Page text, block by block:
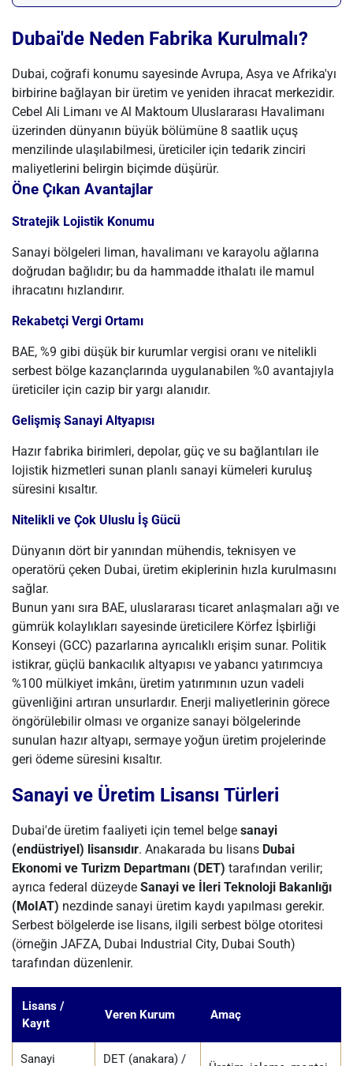
Dubai'de Neden Fabrika Kurulmalı?
Dubai, coğrafi konumu sayesinde Avrupa, Asya ve Afrika'yı
birbirine bağlayan bir üretim ve yeniden ihracat merkezidir.
Cebel Ali Limanı ve Al Maktoum Uluslararası Havalimanı
üzerinden dünyanın büyük bölümüne 8 saatlik uçuş
menzilinde ulaşılabilmesi, üreticiler için tedarik zinciri
maliyetlerini belirgin biçimde düşürür.
Öne Çıkan Avantajlar
Stratejik Lojistik Konumu
Sanayi bölgeleri liman, havalimanı ve karayolu ağlarına
doğrudan bağlıdır; bu da hammadde ithalatı ile mamul
ihracatını hızlandırır.
Rekabetçi Vergi Ortamı
BAE, %9 gibi düşük bir kurumlar vergisi oranı ve nitelikli
serbest bölge kazançlarında uygulanabilen %0 avantajıyla
üreticiler için cazip bir yargı alanıdır.
Gelişmiş Sanayi Altyapısı
Hazır fabrika birimleri, depolar, güç ve su bağlantıları ile
lojistik hizmetleri sunan planlı sanayi kümeleri kuruluş
süresini kısaltır.
Nitelikli ve Çok Uluslu İş Gücü
Dünyanın dört bir yanından mühendis, teknisyen ve
operatörü çeken Dubai, üretim ekiplerinin hızla kurulmasını
sağlar.
Bunun yanı sıra BAE, uluslararası ticaret anlaşmaları ağı ve
gümrük kolaylıkları sayesinde üreticilere Körfez İşbirliği
Konseyi (GCC) pazarlarına ayrıcalıklı erişim sunar. Politik
istikrar, güçlü bankacılık altyapısı ve yabancı yatırımcıya
%100 mülkiyet imkânı, üretim yatırımının uzun vadeli
güvenliğini artıran unsurlardır. Enerji maliyetlerinin görece
öngörülebilir olması ve organize sanayi bölgelerinde
sunulan hazır altyapı, sermaye yoğun üretim projelerinde
geri ödeme süresini kısaltır.
Sanayi ve Üretim Lisansı Türleri
Dubai'de üretim faaliyeti için temel belge sanayi
(endüstriyel) lisansıdır. Anakarada bu lisans Dubai
Ekonomi ve Turizm Departmanı (DET) tarafından verilir;
ayrıca federal düzeyde Sanayi ve İleri Teknoloji Bakanlığı
(MoIAT) nezdinde sanayi üretim kaydı yapılması gerekir.
Serbest bölgelerde ise lisans, ilgili serbest bölge otoritesi
(örneğin JAFZA, Dubai Industrial City, Dubai South)
tarafından düzenlenir.
Lisans /
Kayıt
Veren Kurum Amaç
Sanayi DET (anakara) /